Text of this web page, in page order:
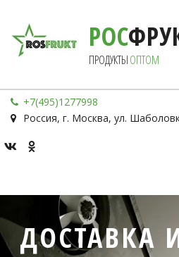
РОС
ПРОДУКТЫ ОПТОМ
+7(495)1277998
Россия, г. Москва, ул.
ДОСТАВКА